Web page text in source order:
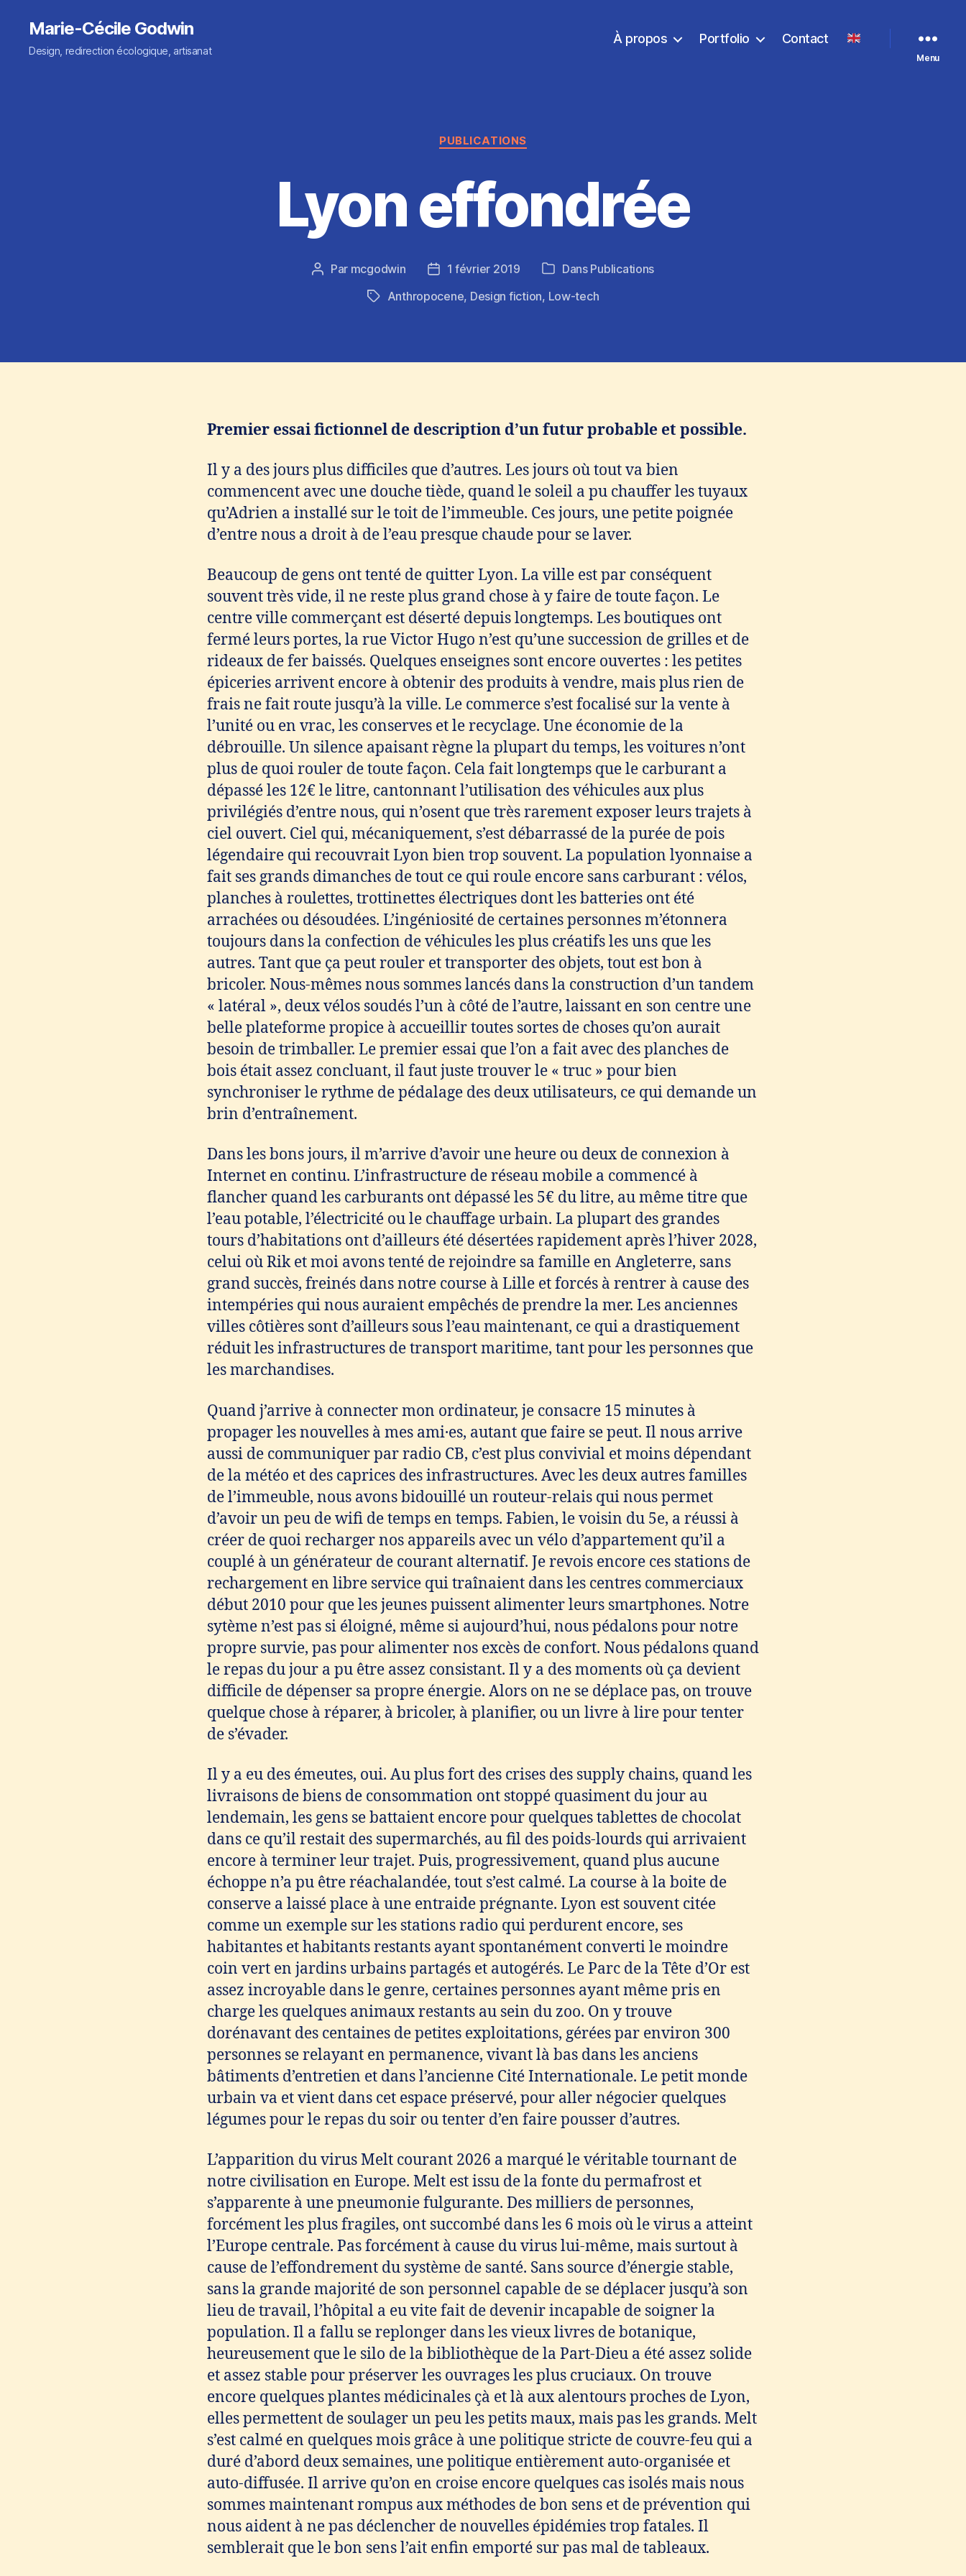
Marie-Cécile Godwin
Design, redirection écologique, artisanat
À propos Portfolio Contact
Menu
Catégories
PUBLICATIONS
Lyon effondrée
Auteur
Par mcgodwin
Date
l’article
1 février 2019 Catégories
Dans Publications
Étiquettes
Anthropocene, Design fiction, Low-tech
Premier essai fictionnel de description d’un futur probable et possible.
Il y a des jours plus difficiles que d’autres. Les jours où tout va bien
commencent avec une douche tiède, quand le soleil a pu chauffer les tuyaux
qu’Adrien a installé sur le toit de l’immeuble. Ces jours, une petite poignée
d’entre nous a droit à de l’eau presque chaude pour se laver.
Beaucoup de gens ont tenté de quitter Lyon. La ville est par conséquent
souvent très vide, il ne reste plus grand chose à y faire de toute façon. Le
centre ville commerçant est déserté depuis longtemps. Les boutiques ont
fermé leurs portes, la rue Victor Hugo n’est qu’une succession de grilles et de
rideaux de fer baissés. Quelques enseignes sont encore ouvertes : les petites
épiceries arrivent encore à obtenir des produits à vendre, mais plus rien de
frais ne fait route jusqu’à la ville. Le commerce s’est focalisé sur la vente à
l’unité ou en vrac, les conserves et le recyclage. Une économie de la
débrouille. Un silence apaisant règne la plupart du temps, les voitures n’ont
plus de quoi rouler de toute façon. Cela fait longtemps que le carburant a
dépassé les 12€ le litre, cantonnant l’utilisation des véhicules aux plus
privilégiés d’entre nous, qui n’osent que très rarement exposer leurs trajets à
ciel ouvert. Ciel qui, mécaniquement, s’est débarrassé de la purée de pois
légendaire qui recouvrait Lyon bien trop souvent. La population lyonnaise a
fait ses grands dimanches de tout ce qui roule encore sans carburant : vélos,
planches à roulettes, trottinettes électriques dont les batteries ont été
arrachées ou désoudées. L’ingéniosité de certaines personnes m’étonnera
toujours dans la confection de véhicules les plus créatifs les uns que les
autres. Tant que ça peut rouler et transporter des objets, tout est bon à
bricoler. Nous-mêmes nous sommes lancés dans la construction d’un tandem
« latéral », deux vélos soudés l’un à côté de l’autre, laissant en son centre une
belle plateforme propice à accueillir toutes sortes de choses qu’on aurait
besoin de trimballer. Le premier essai que l’on a fait avec des planches de
bois était assez concluant, il faut juste trouver le « truc » pour bien
synchroniser le rythme de pédalage des deux utilisateurs, ce qui demande un
brin d’entraînement.
Dans les bons jours, il m’arrive d’avoir une heure ou deux de connexion à
Internet en continu. L’infrastructure de réseau mobile a commencé à
flancher quand les carburants ont dépassé les 5€ du litre, au même titre que
l’eau potable, l’électricité ou le chauffage urbain. La plupart des grandes
tours d’habitations ont d’ailleurs été désertées rapidement après l’hiver 2028,
celui où Rik et moi avons tenté de rejoindre sa famille en Angleterre, sans
grand succès, freinés dans notre course à Lille et forcés à rentrer à cause des
intempéries qui nous auraient empêchés de prendre la mer. Les anciennes
villes côtières sont d’ailleurs sous l’eau maintenant, ce qui a drastiquement
réduit les infrastructures de transport maritime, tant pour les personnes que
les marchandises.
Quand j’arrive à connecter mon ordinateur, je consacre 15 minutes à
propager les nouvelles à mes ami·es, autant que faire se peut. Il nous arrive
aussi de communiquer par radio CB, c’est plus convivial et moins dépendant
de la météo et des caprices des infrastructures. Avec les deux autres familles
de l’immeuble, nous avons bidouillé un routeur-relais qui nous permet
d’avoir un peu de wifi de temps en temps. Fabien, le voisin du 5e, a réussi à
créer de quoi recharger nos appareils avec un vélo d’appartement qu’il a
couplé à un générateur de courant alternatif. Je revois encore ces stations de
rechargement en libre service qui traînaient dans les centres commerciaux
début 2010 pour que les jeunes puissent alimenter leurs smartphones. Notre
sytème n’est pas si éloigné, même si aujourd’hui, nous pédalons pour notre
propre survie, pas pour alimenter nos excès de confort. Nous pédalons quand
le repas du jour a pu être assez consistant. Il y a des moments où ça devient
difficile de dépenser sa propre énergie. Alors on ne se déplace pas, on trouve
quelque chose à réparer, à bricoler, à planifier, ou un livre à lire pour tenter
de s’évader.
Il y a eu des émeutes, oui. Au plus fort des crises des supply chains, quand les
livraisons de biens de consommation ont stoppé quasiment du jour au
lendemain, les gens se battaient encore pour quelques tablettes de chocolat
dans ce qu’il restait des supermarchés, au fil des poids-lourds qui arrivaient
encore à terminer leur trajet. Puis, progressivement, quand plus aucune
échoppe n’a pu être réachalandée, tout s’est calmé. La course à la boite de
conserve a laissé place à une entraide prégnante. Lyon est souvent citée
comme un exemple sur les stations radio qui perdurent encore, ses
habitantes et habitants restants ayant spontanément converti le moindre
coin vert en jardins urbains partagés et autogérés. Le Parc de la Tête d’Or est
assez incroyable dans le genre, certaines personnes ayant même pris en
charge les quelques animaux restants au sein du zoo. On y trouve
dorénavant des centaines de petites exploitations, gérées par environ 300
personnes se relayant en permanence, vivant là bas dans les anciens
bâtiments d’entretien et dans l’ancienne Cité Internationale. Le petit monde
urbain va et vient dans cet espace préservé, pour aller négocier quelques
légumes pour le repas du soir ou tenter d’en faire pousser d’autres.
L’apparition du virus Melt courant 2026 a marqué le véritable tournant de
notre civilisation en Europe. Melt est issu de la fonte du permafrost et
s’apparente à une pneumonie fulgurante. Des milliers de personnes,
forcément les plus fragiles, ont succombé dans les 6 mois où le virus a atteint
l’Europe centrale. Pas forcément à cause du virus lui-même, mais surtout à
cause de l’effondrement du système de santé. Sans source d’énergie stable,
sans la grande majorité de son personnel capable de se déplacer jusqu’à son
lieu de travail, l’hôpital a eu vite fait de devenir incapable de soigner la
population. Il a fallu se replonger dans les vieux livres de botanique,
heureusement que le silo de la bibliothèque de la Part-Dieu a été assez solide
et assez stable pour préserver les ouvrages les plus cruciaux. On trouve
encore quelques plantes médicinales çà et là aux alentours proches de Lyon,
elles permettent de soulager un peu les petits maux, mais pas les grands. Melt
s’est calmé en quelques mois grâce à une politique stricte de couvre-feu qui a
duré d’abord deux semaines, une politique entièrement auto-organisée et
auto-diffusée. Il arrive qu’on en croise encore quelques cas isolés mais nous
sommes maintenant rompus aux méthodes de bon sens et de prévention qui
nous aident à ne pas déclencher de nouvelles épidémies trop fatales. Il
semblerait que le bon sens l’ait enfin emporté sur pas mal de tableaux.